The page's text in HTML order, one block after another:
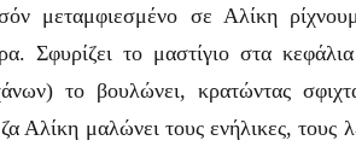
μεταμφιεσμένο σε Αλίκη
Σφυρίζει το μαστίγιο στα
το βουλώνει, κρατώντας
Αλίκη μαλώνει τους ενήλικες,